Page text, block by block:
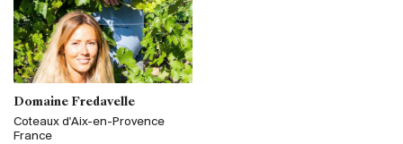
Domaine Fredavelle
Coteaux d'Aix-en-Provence
France